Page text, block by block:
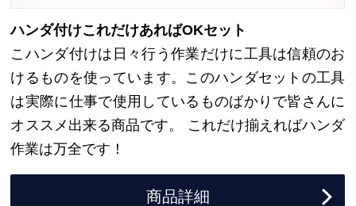
ハンダ付けこれだけあればOKセット
こハンダ付けは日々行う作業だけに工具は信頼のお
けるものを使っています。このハンダセットの工具
は実際に仕事で使用しているものばかりで皆さんに
オススメ出来る商品です。 これだけ揃えればハンダ
作業は万全です！
商品詳細